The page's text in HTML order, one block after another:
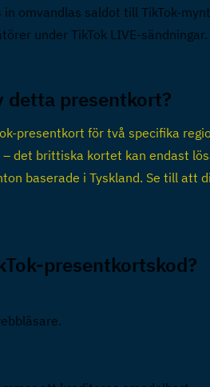
omvandlas saldot till TikTok-
under TikTok LIVE-sändningar.
detta presentkort?
presentkort för två specifika
– det brittiska kortet kan endast
baserade i Tyskland. Se till att
presentkortskod?